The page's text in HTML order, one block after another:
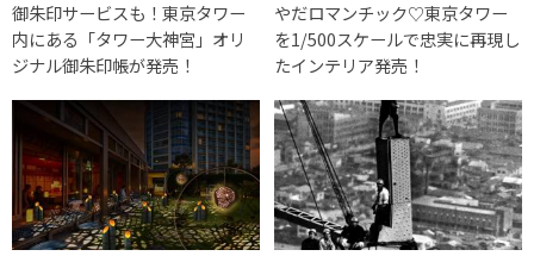
御朱印サービスも！東京タワー
内にある「タワー大神宮」オリ
ジナル御朱印帳が発売！
やだロマンチック♡東京タワー
を1/500スケールで忠実に再現し
たインテリア発売！